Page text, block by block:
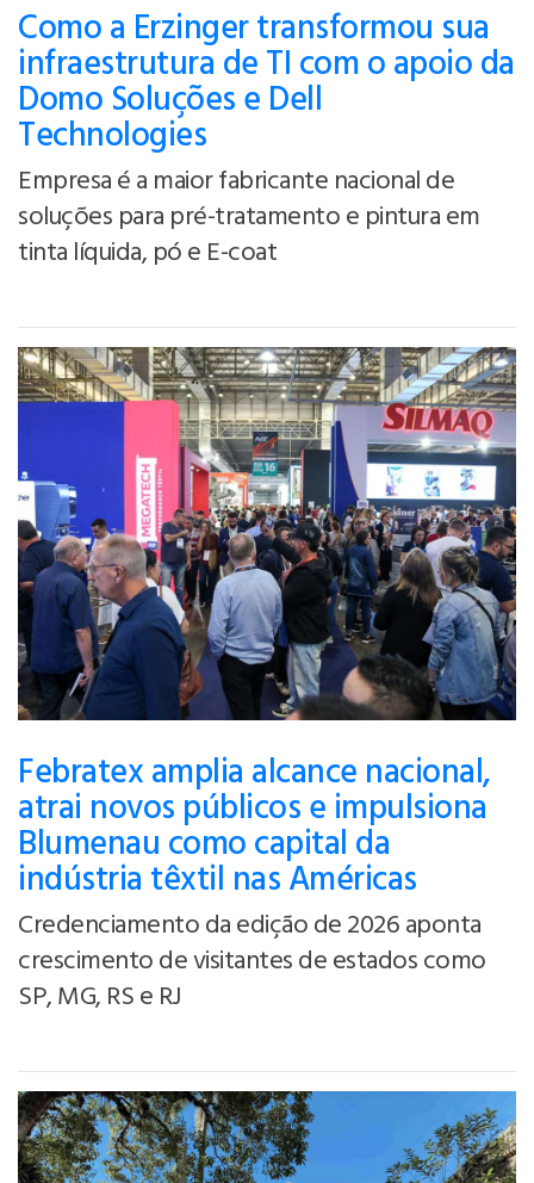
Como a Erzinger transformou sua
infraestrutura de TI com o apoio da
Domo Soluções e Dell
Technologies
Empresa é a maior fabricante nacional de
soluções para pré-tratamento e pintura em
tinta líquida, pó e E-coat
Febratex amplia alcance nacional,
atrai novos públicos e impulsiona
Blumenau como capital da
indústria têxtil nas Américas
Credenciamento da edição de 2026 aponta
crescimento de visitantes de estados como
SP, MG, RS e RJ